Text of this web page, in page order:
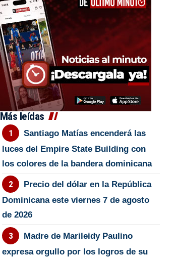
Más leídas
Santiago Matías encenderá las
luces del Empire State Building con
los colores de la bandera dominicana
Precio del dólar en la República
Dominicana este viernes 7 de agosto
de 2026
Madre de Marileidy Paulino
expresa orgullo por los logros de su